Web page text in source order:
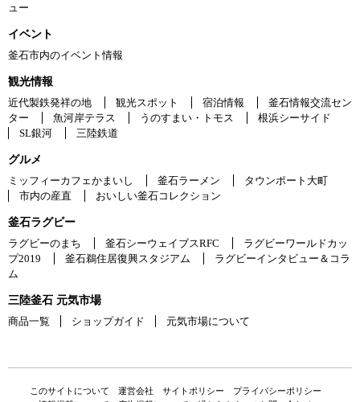
ュー
イベント
釜石市内のイベント情報
観光情報
近代製鉄発祥の地
観光スポット 宿泊情報
釜石情報交流セン
ター
魚河岸テラス うのすまい・トモス
根浜シーサイド
SL銀河
三陸鉄道
グルメ
ミッフィーカフェかまいし
釜石ラーメン
タウンポート大町
市内の産直
おいしい釜石コレクション
釜石ラグビー
ラグビーのまち
釜石シーウェイブスRFC
ラグビーワールドカッ
プ2019
釜石鵜住居復興スタジアム
ラグビーインタビュー＆コラ
ム
三陸釜石 元気市場
商品一覧
ショップガイド 元気市場について
このサイトについて 運営会社 サイトポリシー
プライバシーポリシー